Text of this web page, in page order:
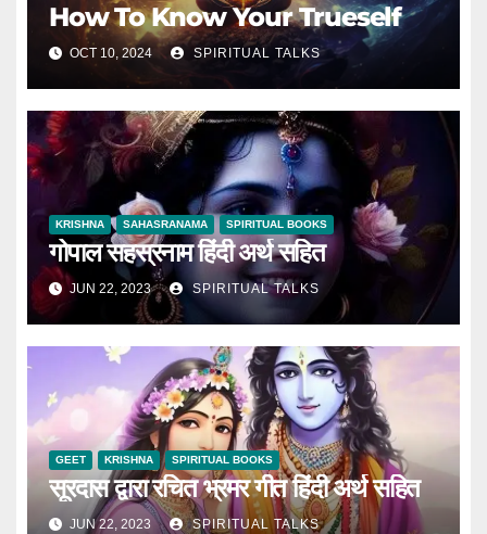
How To Know Your Trueself
OCT 10, 2024 SPIRITUAL TALKS
KRISHNA SAHASRANAMA SPIRITUAL BOOKS
गोपाल सहस्रनाम हिंदी अर्थ सहित
JUN 22, 2023 SPIRITUAL TALKS
GEET KRISHNA SPIRITUAL BOOKS
सूरदास द्वारा रचित भ्रमर गीत हिंदी अर्थ सहित
JUN 22, 2023 SPIRITUAL TALKS